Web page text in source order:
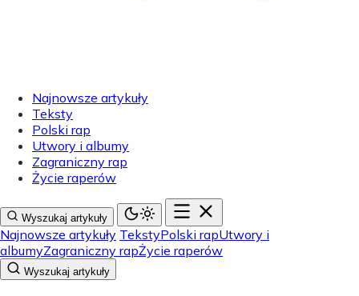
Najnowsze artykuły
Teksty
Polski rap
Utwory i albumy
Zagraniczny rap
Życie raperów
Wyszukaj artykuły
Najnowsze artykuły TekstyPolski rapUtwory i
albumyZagraniczny rapŻycie raperów
Wyszukaj artykuły